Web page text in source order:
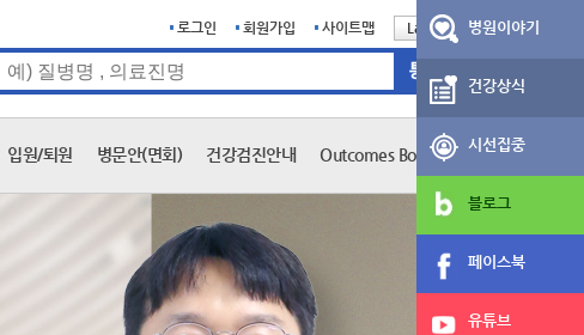
로그인 회원가입 사이트맵
Language
입원/퇴원 병문안(면회) 건강검진안내 Outcomes Book
병원이야기
건강상식
시선집중
블로그
페이스북
유튜브